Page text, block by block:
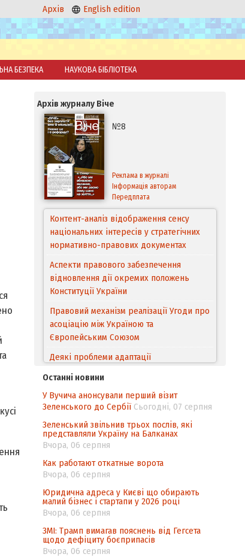
Архів English edition
БЕЗПЕКА НАУКОВА БІБЛІОТЕКА
Архів журналу Віче
№8
Реклама в журналі
Інформація авторам
Передплата
Контент-аналіз відображення сенсу
національних інтересів у стратегічних
нормативно-правових документах
Аспекти правового забезпечення
відновлення дії окремих положень
Конституції України
Правовий механізм реалізації Угоди про
асоціацію між Україною та
Європейським Cоюзом
Деякі проблеми адаптації
походження товарів відповідно до
Угоди про торговельні аспекти прав
інтелектуальної власності (TRIPS) у
контексті євроінтеграції
Аналіз виборчого законодавства щодо
підрахунку голосів виборців
Інформаційна безпека суспільства
Останні новини
У Вучича анонсували перший візит
Зеленського до Сербії Сьогодні, 07 серпня
Зеленський звільнив трьох послів, які
представляли Україну на Балканах
Вчора, 06 серпня
Как работают откатные ворота
Вчора, 06 серпня
Юридична адреса у Києві що обирають
малий бізнес і стартапи у 2026 році
Вчора, 06 серпня
ЗМІ: Трамп вимагав пояснень від Гегсета
щодо дефіциту боєприпасів
Вчора, 06 серпня